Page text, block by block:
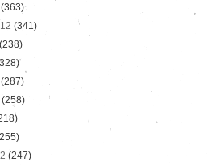
(363)
(341)
(238)
(287)
(258)
(247)